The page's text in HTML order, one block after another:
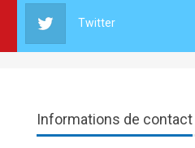
Twitter
Informations de contact